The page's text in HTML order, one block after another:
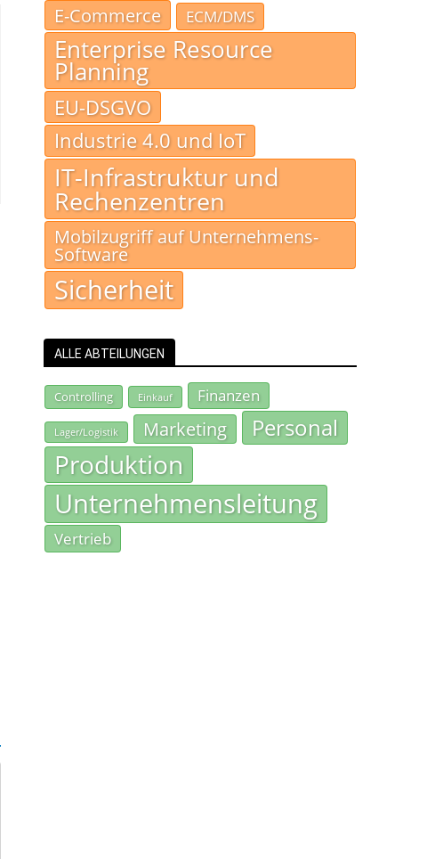
E-Commerce
ECM/DMS
Enterprise Resource
Planning
EU-DSGVO
Industrie 4.0 und IoT
IT-Infrastruktur und
Rechenzentren
Mobilzugriff auf Unternehmens-
Software
Sicherheit
ALLE ABTEILUNGEN
Controlling Einkauf Finanzen
Lager/Logistik Marketing Personal
Produktion
Unternehmensleitung
Vertrieb